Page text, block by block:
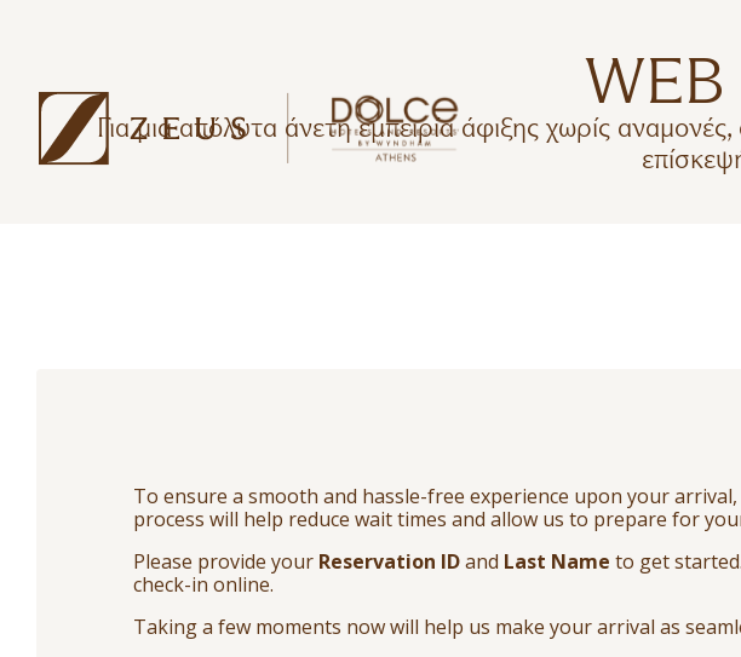
Για μια απόλυτα άνετη εμπειρία άφιξης χωρίς
To ensure a smooth and hassle-free experience upon your
process will help reduce wait times and allow us to prepare for
Please provide your Reservation IDand Last Name to get
check-in online.
Taking a few moments now will help us make your arrival as